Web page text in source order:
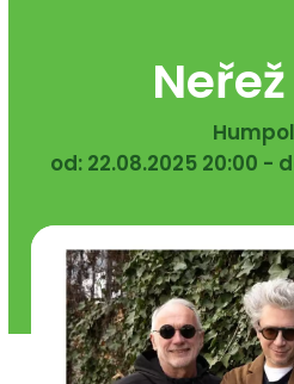
od: 22.08.2025 20:00 -